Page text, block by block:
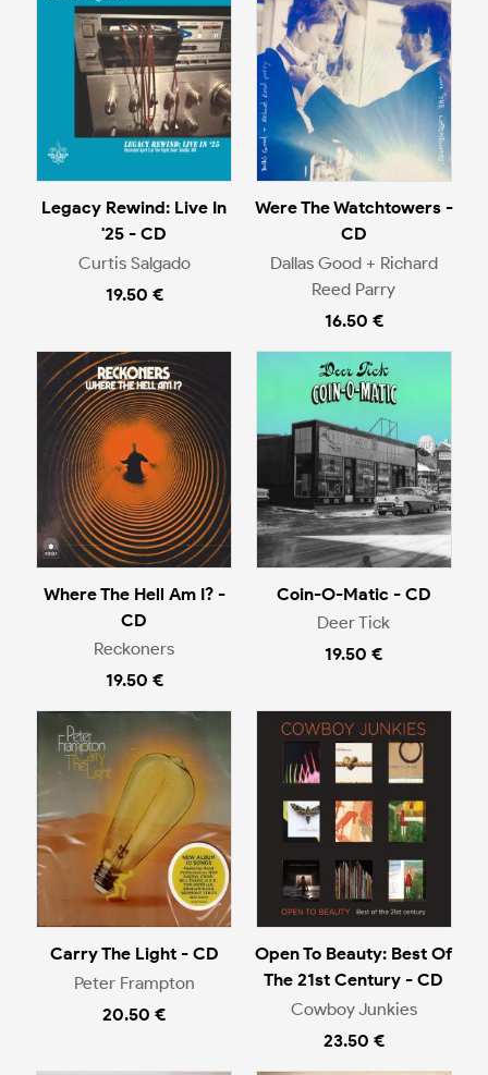
Legacy Rewind: Live In
'25 - CD
Curtis Salgado
19.50 €
Were The Watchtowers -
CD
Dallas Good + Richard
Reed Parry
16.50 €
Where The Hell Am I? -
CD
Reckoners
19.50 €
Coin-O-Matic - CD
Deer Tick
19.50 €
Carry The Light - CD
Peter Frampton
20.50 €
Open To Beauty: Best Of
The 21st Century - CD
Cowboy Junkies
23.50 €